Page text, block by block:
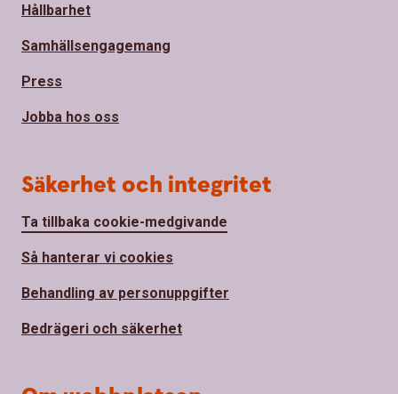
Hållbarhet
Samhällsengagemang
Press
Jobba hos oss
Säkerhet och integritet
Ta tillbaka cookie-medgivande
Så hanterar vi cookies
Behandling av personuppgifter
Bedrägeri och säkerhet